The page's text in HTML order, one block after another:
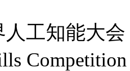
人工知能大